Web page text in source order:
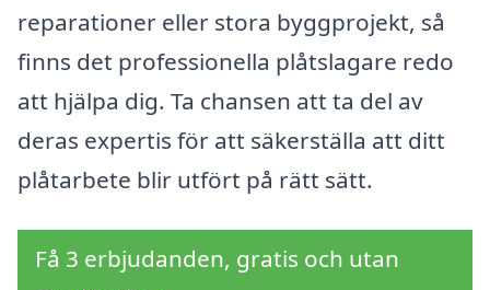
reparationer eller stora byggprojekt, så
finns det professionella plåtslagare redo
att hjälpa dig. Ta chansen att ta del av
deras expertis för att säkerställa att ditt
plåtarbete blir utfört på rätt sätt.
Få 3 erbjudanden, gratis och utan